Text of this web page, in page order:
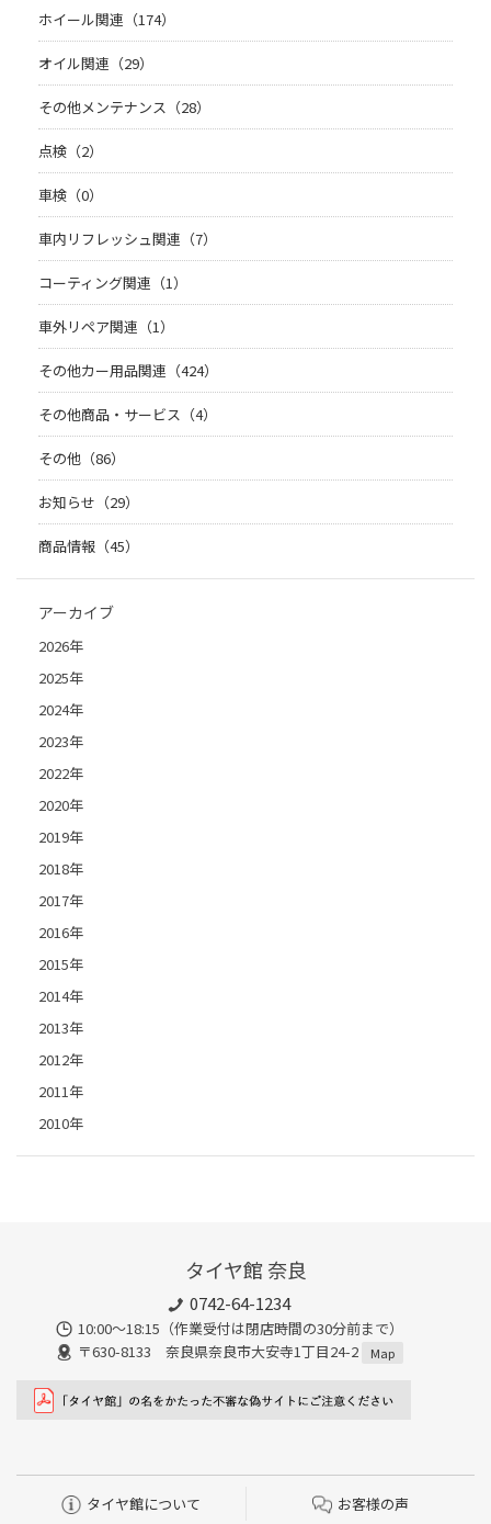
ホイール関連（174）
オイル関連（29）
その他メンテナンス（28）
点検（2）
車検（0）
車内リフレッシュ関連（7）
コーティング関連（1）
車外リペア関連（1）
その他カー用品関連（424）
その他商品・サービス（4）
その他（86）
お知らせ（29）
商品情報（45）
アーカイブ
2026年
2025年
2024年
2023年
2022年
2020年
2019年
2018年
2017年
2016年
2015年
2014年
2013年
2012年
2011年
2010年
タイヤ館 奈良
0742-64-1234
10:00～18:15（作業受付は閉店時間の30分前まで）
〒630-8133 奈良県奈良市大安寺1丁目24-2
Map
タイヤ館について お客様の声